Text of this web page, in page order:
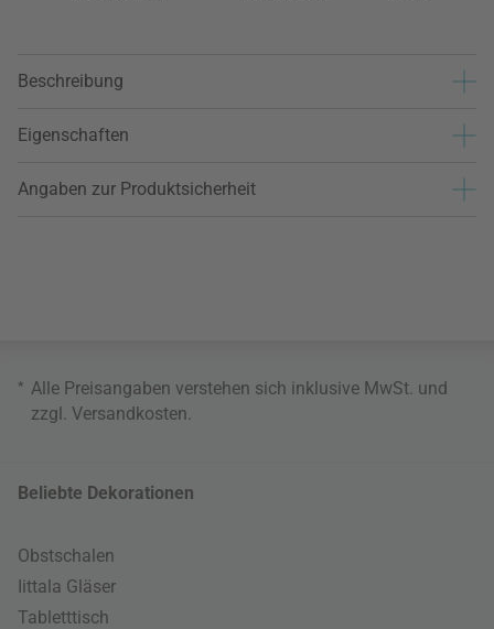
Beschreibung
Eigenschaften
Angaben zur Produktsicherheit
* Alle Preisangaben verstehen sich inklusive MwSt. und
zzgl. Versandkosten
Beliebte Dekorationen
Obstschalen
Iittala Gläser
Tabletttisch